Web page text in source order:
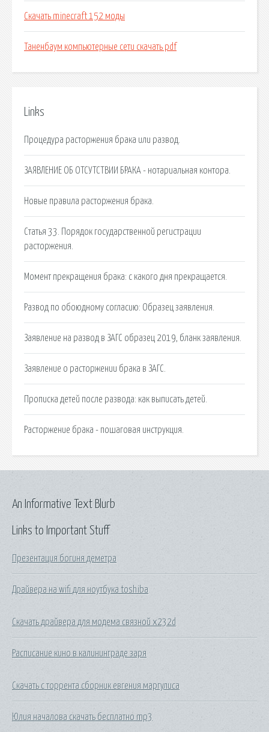
Скачать minecraft 152 моды
Таненбаум компьютерные сети скачать pdf
Links
Процедура расторжения брака или развод.
ЗАЯВЛЕНИЕ ОБ ОТСУТСТВИИ БРАКА - нотариальная контора.
Новые правила расторжения брака.
Статья 33. Порядок государственной регистрации
расторжения.
Момент прекращения брака: с какого дня прекращается.
Развод по обоюдному согласию: Образец заявления.
Заявление на развод в ЗАГС образец 2019, бланк заявления.
Заявление о расторжении брака в ЗАГС.
Прописка детей после развода: как выписать детей.
Расторжение брака - пошаговая инструкция.
Links to Important Stuff
Презентация богиня деметра
Драйвера на wifi для ноутбука toshiba
Скачать драйвера для модема связной x232d
Расписание кино в калининграде заря
Скачать с торрента сборник евгения маргулиса
Юлия началова скачать бесплатно mp3
An Informative Text Blurb